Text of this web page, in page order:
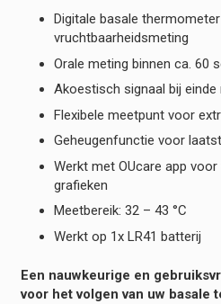
Digitale basale
vruchtbaarheidsmeting
Orale meting binnen ca. 60
Akoestisch signaal bij einde
Flexibele meetpunt voor
Geheugenfunctie voor
Werkt met OUcare app
grafieken
Meetbereik: 32 – 43 °C
Werkt op 1x LR41 batterij
Een nauwkeurige en
voor het volgen van uw basale